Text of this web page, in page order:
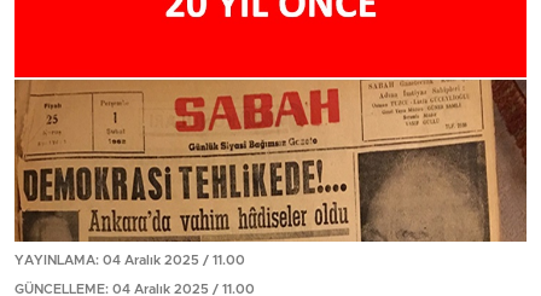
YAYINLAMA: 04 Aralık 2025 / 11.00
GÜNCELLEME: 04 Aralık 2025 / 11.00